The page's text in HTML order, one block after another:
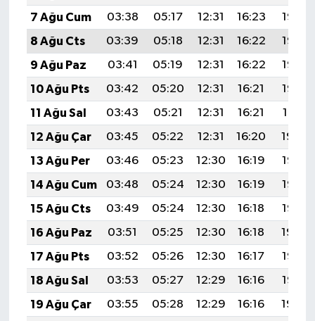
7 Ağu Cum
03:38 05:17 12:31 16:23
19:36
8 Ağu Cts
03:39 05:18 12:31 16:22
19:35
9 Ağu Paz
03:41 05:19 12:31 16:22
19:33
10 Ağu Pts
03:42 05:20 12:31 16:21
19:32
11 Ağu Sal
03:43 05:21 12:31 16:21
19:31
12 Ağu Çar
03:45 05:22 12:31 16:20
19:30
13 Ağu Per
03:46 05:23 12:30 16:19
19:28
14 Ağu Cum
03:48 05:24 12:30 16:19
19:27
15 Ağu Cts
03:49 05:24 12:30 16:18
19:26
16 Ağu Paz
03:51 05:25 12:30 16:18
19:24
17 Ağu Pts
03:52 05:26 12:30 16:17
19:23
18 Ağu Sal
03:53 05:27 12:29 16:16
19:22
19 Ağu Çar
03:55 05:28 12:29 16:16
19:20